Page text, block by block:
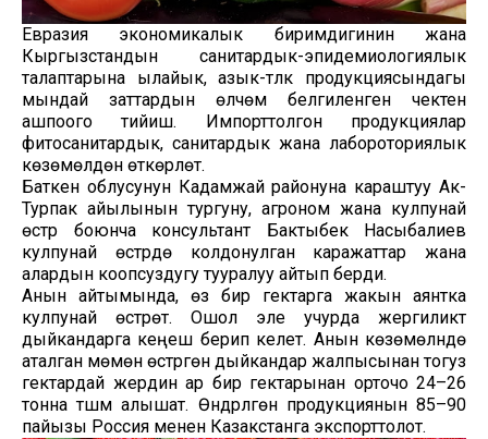
Евразия экономикалык биримдигинин жана
Кыргызстандын санитардык-эпидемиологиялык
талаптарына ылайык, азык-түлүк продукциясындагы
мындай заттардын өлчөмү белгиленген чектен
ашпоого тийиш. Импорттолгон продукциялар
фитосанитардык, санитардык жана лабороториялык
көзөмөлдөн өткөрүлөт.
Баткен облусунун Кадамжай районуна караштуу Ак-
Турпак айылынын тургуну, агроном жана кулпунай
өстүрүү боюнча консультант Бактыбек Насыбалиев
кулпунай өстүрүүдө колдонулган каражаттар жана
алардын коопсуздугу тууралуу айтып берди.
Анын айтымында, өзү бир гектарга жакын аянтка
кулпунай өстүрөт. Ошол эле учурда жергиликтүү
дыйкандарга кеңеш берип келет. Анын көзөмөлүндө
аталган мөмөнү өстүргөн дыйкандар жалпысынан тогуз
гектардай жердин ар бир гектарынан орточо 24–26
тонна түшүм алышат. Өндүрүлгөн продукциянын 85–90
пайызы Россия менен Казакстанга экспорттолот.